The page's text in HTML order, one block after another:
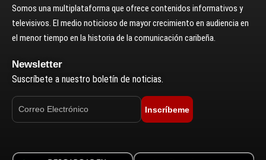
Somos una multiplataforma que ofrece contenidos informativos y
televisivos. El medio noticioso de mayor crecimiento en audiencia en
el menor tiempo en la historia de la comunicación caribeña.
Newsletter
Suscríbete a nuestro boletín de noticias.
Inscríbeme